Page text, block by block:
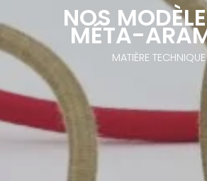
NOS
MÉTA-
MATIÈRE TECHNIQUE